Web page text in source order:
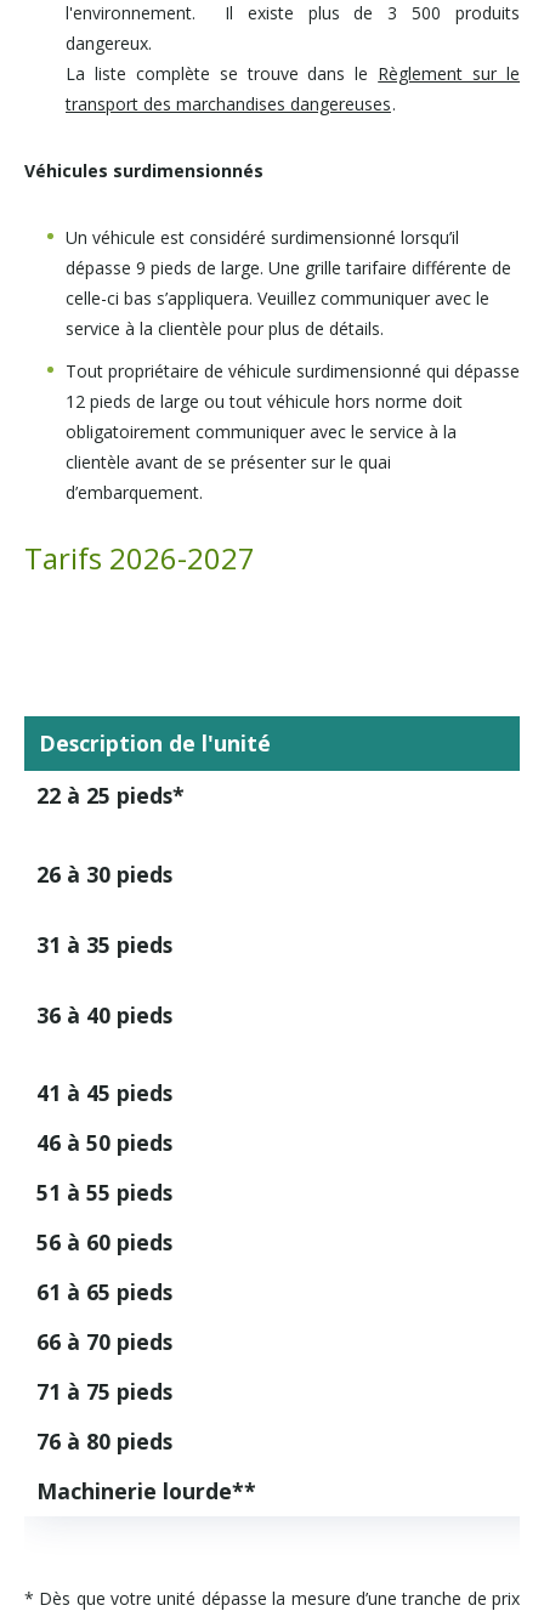
l'environnement. Il existe plus de 3 500 produits
dangereux.
La liste complète se trouve dans le Règlement sur le
transport des marchandises dangereuses.
Véhicules surdimensionnés
Un véhicule est considéré surdimensionné lorsqu’il
dépasse 9 pieds de large. Une grille tarifaire différente de
celle-ci bas s’appliquera. Veuillez communiquer avec le
service à la clientèle pour plus de détails.
Tout propriétaire de véhicule surdimensionné qui dépasse
12 pieds de large ou tout véhicule hors norme doit
obligatoirement communiquer avec le service à la
clientèle avant de se présenter sur le quai
d’embarquement.
Tarifs 2026-2027
Description de l'unité
22 à 25 pieds*
26 à 30 pieds
31 à 35 pieds
36 à 40 pieds
41 à 45 pieds
46 à 50 pieds
51 à 55 pieds
56 à 60 pieds
61 à 65 pieds
66 à 70 pieds
71 à 75 pieds
76 à 80 pieds
Machinerie lourde**
* Dès que votre unité dépasse la mesure d’une tranche de prix